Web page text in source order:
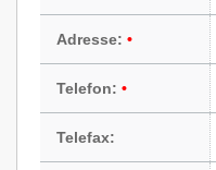
Adresse:
Telefon:
Telefax: